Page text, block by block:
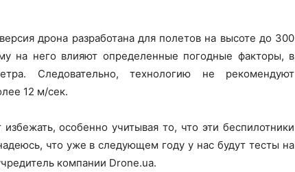
дрона разработана для полетов на высоте до 300
на него влияют определенные погодные факторы, в
Следовательно, технологию не рекомендуют
12 м/сек.
особенно учитывая то, что эти беспилотники
что уже в следующем году у нас будут тесты на
компании Drone.ua.